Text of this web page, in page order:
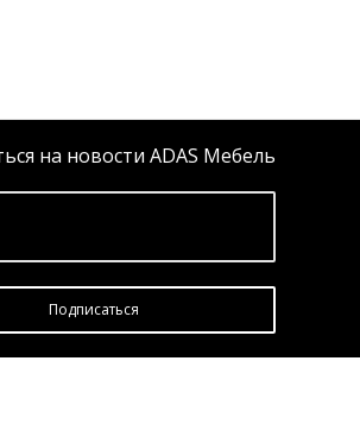
на новости ADAS Мебель
Подписатьcя